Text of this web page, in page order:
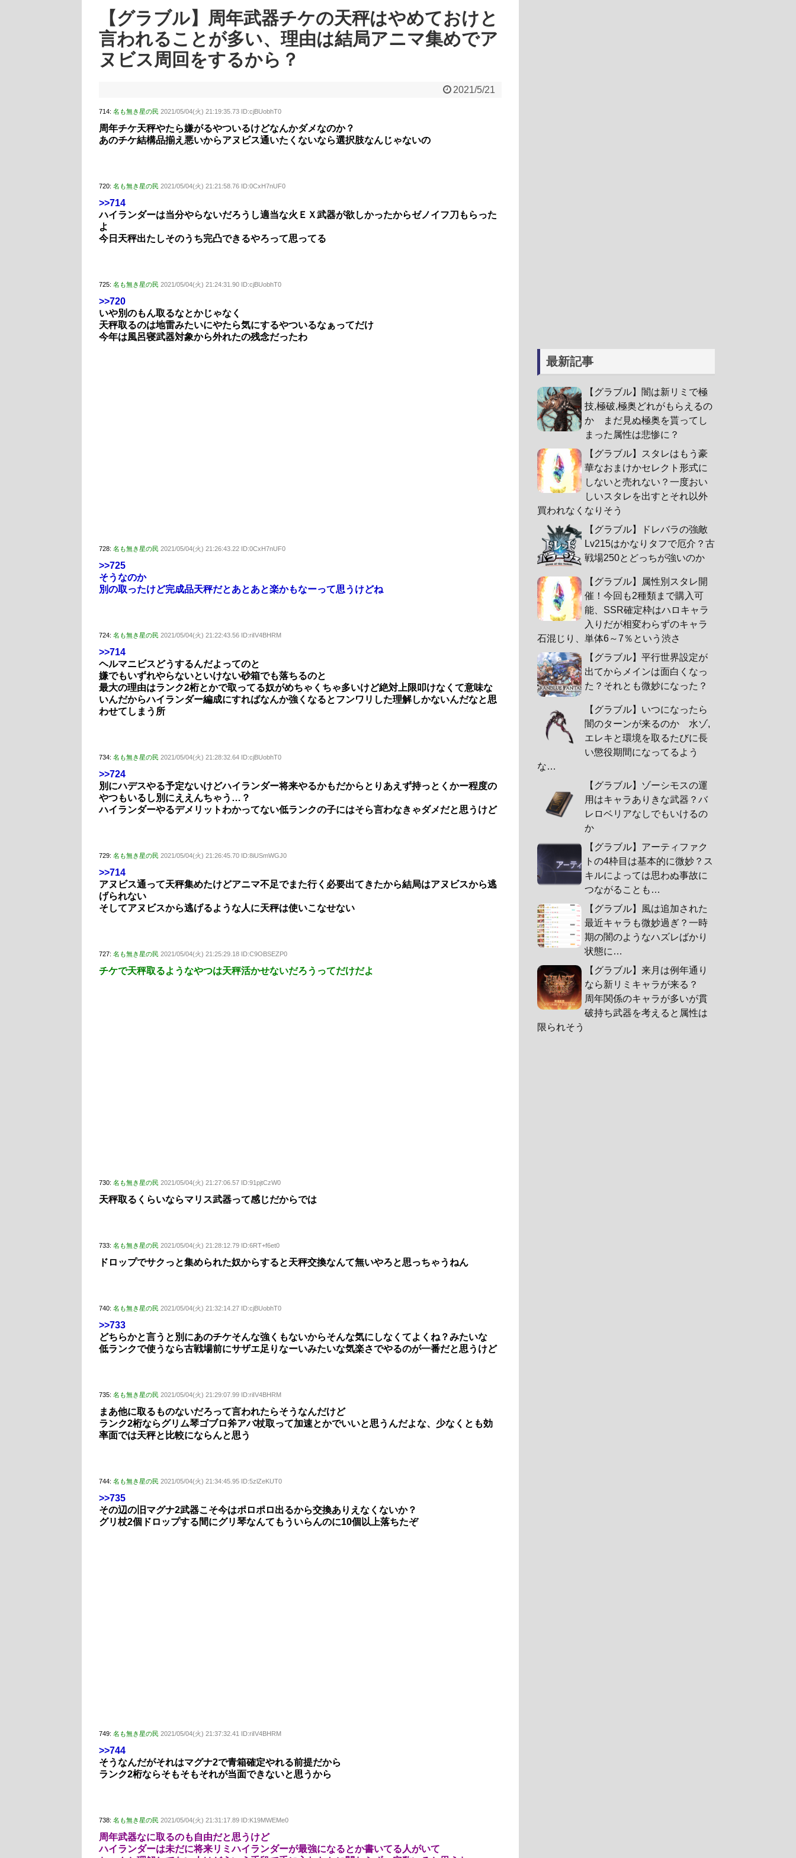
【グラブル】周年武器チケの天秤はやめておけと
言われることが多い、理由は結局アニマ集めでア
ヌビス周回をするから？
2021/5/21
714: 名も無き星の民 2021/05/04(火) 21:19:35.73 ID:cjBUobhT0
周年チケ天秤やたら嫌がるやついるけどなんかダメなのか？
あのチケ結構品揃え悪いからアヌビス通いたくないなら選択肢なんじゃないの
720: 名も無き星の民 2021/05/04(火) 21:21:58.76 ID:0CxH7nUF0
>>714
ハイランダーは当分やらないだろうし適当な火ＥＸ武器が欲しかったからゼノイフ刀もらった
よ
今日天秤出たしそのうち完凸できるやろって思ってる
725: 名も無き星の民 2021/05/04(火) 21:24:31.90 ID:cjBUobhT0
>>720
いや別のもん取るなとかじゃなく
天秤取るのは地雷みたいにやたら気にするやついるなぁってだけ
今年は風呂寝武器対象から外れたの残念だったわ
728: 名も無き星の民 2021/05/04(火) 21:26:43.22 ID:0CxH7nUF0
>>725
そうなのか
別の取ったけど完成品天秤だとあとあと楽かもなーって思うけどね
724: 名も無き星の民 2021/05/04(火) 21:22:43.56 ID:riIV4BHRM
>>714
ヘルマニビスどうするんだよってのと
嫌でもいずれやらないといけない砂箱でも落ちるのと
最大の理由はランク2桁とかで取ってる奴がめちゃくちゃ多いけど絶対上限叩けなくて意味な
いんだからハイランダー編成にすればなんか強くなるとフンワリした理解しかないんだなと思
わせてしまう所
734: 名も無き星の民 2021/05/04(火) 21:28:32.64 ID:cjBUobhT0
>>724
別にハデスやる予定ないけどハイランダー将来やるかもだからとりあえず持っとくかー程度の
やつもいるし別にええんちゃう…？
ハイランダーやるデメリットわかってない低ランクの子にはそら言わなきゃダメだと思うけど
729: 名も無き星の民 2021/05/04(火) 21:26:45.70 ID:8iUSmWGJ0
>>714
アヌビス通って天秤集めたけどアニマ不足でまた行く必要出てきたから結局はアヌビスから逃
げられない
そしてアヌビスから逃げるような人に天秤は使いこなせない
727: 名も無き星の民 2021/05/04(火) 21:25:29.18 ID:C9OBSEZP0
チケで天秤取るようなやつは天秤活かせないだろうってだけだよ
730: 名も無き星の民 2021/05/04(火) 21:27:06.57 ID:91pjtCzW0
天秤取るくらいならマリス武器って感じだからでは
733: 名も無き星の民 2021/05/04(火) 21:28:12.79 ID:6RT+f6et0
ドロップでサクっと集められた奴からすると天秤交換なんて無いやろと思っちゃうねん
740: 名も無き星の民 2021/05/04(火) 21:32:14.27 ID:cjBUobhT0
>>733
どちらかと言うと別にあのチケそんな強くもないからそんな気にしなくてよくね？みたいな
低ランクで使うなら古戦場前にサザエ足りなーいみたいな気楽さでやるのが一番だと思うけど
735: 名も無き星の民 2021/05/04(火) 21:29:07.99 ID:riIV4BHRM
まあ他に取るものないだろって言われたらそうなんだけど
ランク2桁ならグリム琴ゴブロ斧アバ杖取って加速とかでいいと思うんだよな、少なくとも効
率面では天秤と比較にならんと思う
744: 名も無き星の民 2021/05/04(火) 21:34:45.95 ID:5zlZeKUT0
>>735
その辺の旧マグナ2武器こそ今はポロポロ出るから交換ありえなくないか？
グリ杖2個ドロップする間にグリ琴なんてもういらんのに10個以上落ちたぞ
749: 名も無き星の民 2021/05/04(火) 21:37:32.41 ID:riIV4BHRM
>>744
そうなんだがそれはマグナ2で青箱確定やれる前提だから
ランク2桁ならそもそもそれが当面できないと思うから
738: 名も無き星の民 2021/05/04(火) 21:31:17.89 ID:K19MWEMe0
周年武器なに取るのも自由だと思うけど
ハイランダーは未だに将来リミハイランダーが最強になるとか書いてる人がいて
最新記事
【グラブル】闇は新リミで極
技,極破,極奥どれがもらえるの
か まだ見ぬ極奥を貰ってし
まった属性は悲惨に？
【グラブル】スタレはもう豪
華なおまけかセレクト形式に
しないと売れない？一度おい
しいスタレを出すとそれ以外
買われなくなりそう
【グラブル】ドレバラの強敵
Lv215はかなりタフで厄介？古
戦場250とどっちが強いのか
【グラブル】属性別スタレ開
催！今回も2種類まで購入可
能、SSR確定枠はハロキャラ
入りだが相変わらずのキャラ
石混じり、単体6～7％という渋さ
【グラブル】平行世界設定が
出てからメインは面白くなっ
た？それとも微妙になった？
【グラブル】いつになったら
闇のターンが来るのか 水ゾ,
エレキと環境を取るたびに長
い懲役期間になってるよう
な…
【グラブル】ゾーシモスの運
用はキャラありきな武器？バ
レロベリアなしでもいけるの
か
【グラブル】アーティファク
トの4枠目は基本的に微妙？ス
キルによっては思わぬ事故に
つながることも…
【グラブル】風は追加された
最近キャラも微妙過ぎ？一時
期の闇のようなハズレばかり
状態に…
【グラブル】来月は例年通り
なら新リミキャラが来る？
周年関係のキャラが多いが貫
破持ち武器を考えると属性は
限られそう